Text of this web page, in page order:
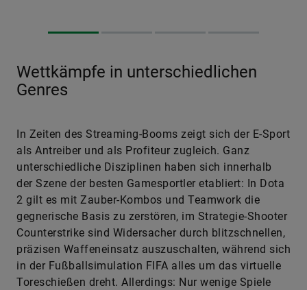
Wettkämpfe in unterschiedlichen
Genres
In Zeiten des Streaming-Booms zeigt sich der E-Sport
als Antreiber und als Profiteur zugleich. Ganz
unterschiedliche Disziplinen haben sich innerhalb
der Szene der besten Gamesportler etabliert: In Dota
2 gilt es mit Zauber-Kombos und Teamwork die
gegnerische Basis zu zerstören, im Strategie-Shooter
Counterstrike sind Widersacher durch blitzschnellen,
präzisen Waffeneinsatz auszuschalten, während sich
in der Fußballsimulation FIFA alles um das virtuelle
Toreschießen dreht. Allerdings: Nur wenige Spiele